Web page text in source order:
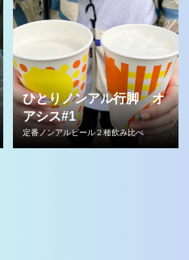
ひとりノンアル行脚 オ
アシス#1
定番ノンアルビール２種飲み比べ